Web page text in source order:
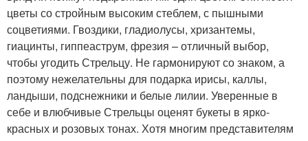
цветы со стройным высоким стеблем, с пышными
соцветиями. Гвоздики, гладиолусы, хризантемы,
гиацинты, гиппеаструм, фрезия – отличный выбор,
чтобы угодить Стрельцу. Не гармонируют со знаком, а
поэтому нежелательны для подарка ирисы, каллы,
ландыши, подснежники и белые лилии. Уверенные в
себе и влюбчивые Стрельцы оценят букеты в ярко-
красных и розовых тонах. Хотя многим представителям